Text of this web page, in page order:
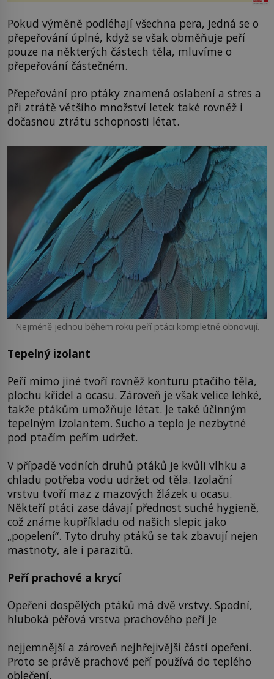
Pokud výměně podléhají všechna pera, jedná se o
přepeřování úplné, když se však obměňuje peří
pouze na některých částech těla, mluvíme o
přepeřování částečném.
Přepeřování pro ptáky znamená oslabení a stres a
při ztrátě většího množství letek také rovněž i
dočasnou ztrátu schopnosti létat.
Nejméně jednou během roku peří ptáci kompletně obnovují.
Tepelný izolant
Peří mimo jiné tvoří rovněž konturu ptačího těla,
plochu křídel a ocasu. Zároveň je však velice lehké,
takže ptákům umožňuje létat. Je také účinným
tepelným izolantem. Sucho a teplo je nezbytné
pod ptačím peřím udržet.
V případě vodních druhů ptáků je kvůli vlhku a
chladu potřeba vodu udržet od těla. Izolační
vrstvu tvoří maz z mazových žlázek u ocasu.
Někteří ptáci zase dávají přednost suché hygieně,
což známe kupříkladu od našich slepic jako
„popelení“. Tyto druhy ptáků se tak zbavují nejen
mastnoty, ale i parazitů.
Peří prachové a krycí
Opeření dospělých ptáků má dvě vrstvy. Spodní,
hluboká péřová vrstva prachového peří je
nejjemnější a zároveň nejhřejivější částí opeření.
Proto se právě prachové peří používá do teplého
oblečení.